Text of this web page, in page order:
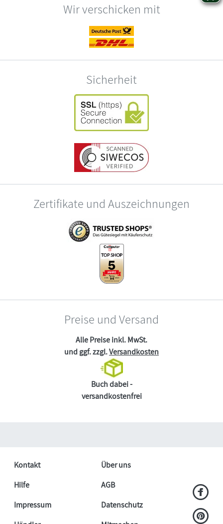
Wir verschicken mit
Sicherheit
Zertifikate und Auszeichnungen
Preise und Versand
Alle Preise inkl. MwSt.
und ggf. zzgl.Versandkosten
Buch dabei -
versandkostenfrei
Kontakt
Über uns
Hilfe
AGB
Impressum
Datenschutz